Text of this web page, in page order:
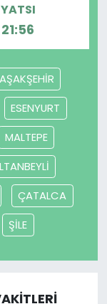
YATSI
21:56
ESENYURT
MALTEPE
ÇATALCA
ŞİLE